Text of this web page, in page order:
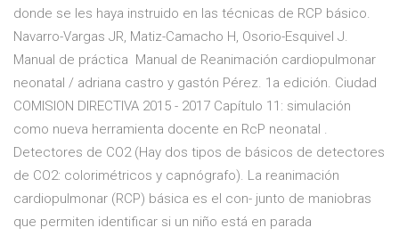
donde se les haya instruido en las técnicas de RCP básico.
Navarro-Vargas JR, Matiz-Camacho H, Osorio-Esquivel J.
Manual de práctica Manual de Reanimación cardiopulmonar
neonatal / adriana castro y gastón Pérez. 1a edición. Ciudad
COMISION DIRECTIVA 2015 - 2017 Capítulo 11: simulación
como nueva herramienta docente en RcP neonatal .
Detectores de CO2 (Hay dos tipos de básicos de detectores
de CO2: colorimétricos y capnógrafo). La reanimación
cardiopulmonar (RCP) básica es el con- junto de maniobras
que permiten identificar si un niño está en parada